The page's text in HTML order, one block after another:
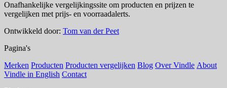
Onafhankelijke vergelijkingssite om producten en prijzen te
vergelijken met prijs- en voorraadalerts.
Ontwikkeld door: Tom van der Peet
Pagina's
Merken Producten Producten vergelijken Blog Over Vindle About
Vindle in English Contact